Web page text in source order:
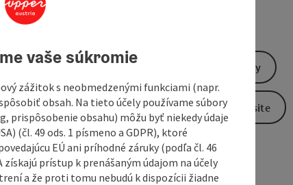
Send inquiry
To the website
vaše súkromie
zážitok s neobmedzenými funkciami (napr.
obsah. Na tieto účely používame súbory
prispôsobenie obsahu) môžu byť niekedy údaje
(čl. 49 ods. 1 písmeno a GDPR), ktoré
EÚ ani príhodné záruky (podľa čl. 46
získajú prístup k prenášaným údajom na účely
a že proti tomu nebudú k dispozícii žiadne